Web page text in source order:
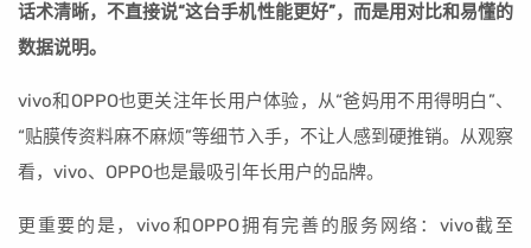
话术清晰，不直接说“这台手机性能更好”，而是用对比和易懂的
数据说明。
vivo和OPPO也更关注年长用户体验，从“爸妈用不用得明白”、
“贴膜传资料麻不麻烦”等细节入手，不让人感到硬推销。从观察
看，vivo、OPPO也是最吸引年长用户的品牌。
更重要的是，vivo和OPPO拥有完善的服务网络：vivo截至